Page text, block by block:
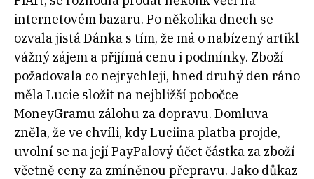
internetovém bazaru. Po několika dnech se
ozvala jistá Dánka s tím, že má o nabízený artikl
vážný zájem a přijímá cenu i podmínky. Zboží
požadovala co nejrychleji, hned druhý den ráno
měla Lucie složit na nejbližší pobočce
MoneyGramu zálohu za dopravu. Domluva
zněla, že ve chvíli, kdy Luciina platba projde,
uvolní se na její PayPalový účet částka za zboží
včetně ceny za zmíněnou přepravu. Jako důkaz